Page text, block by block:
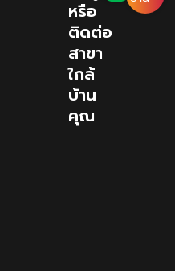
หรือ
ติดต่อ
สาขา
ใกล้
บ้าน
คุณ